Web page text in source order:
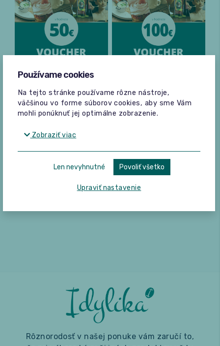
Darčeková poukážka
poukážka)
50,00€
Prekvapte blízkych.
riešením.
poukážka)
100,00€
Detail Do košíka
Rôznorodosť v našej ponuke vám zaručí to,
Používame cookies
Na tejto stránke používame rôzne nástroje,
väčšinou vo forme súborov cookies, aby sme Vám
mohli ponúknuť jej optimálne zobrazenie.
Zobraziť viac
Len nevyhnutné Povoliť všetko
Upraviť nastavenie